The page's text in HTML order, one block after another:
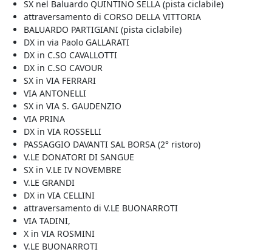
SX nel Baluardo QUINTINO SELLA (pista ciclabile)
attraversamento di CORSO DELLA VITTORIA
BALUARDO PARTIGIANI (pista ciclabile)
DX in via Paolo GALLARATI
DX in C.SO CAVALLOTTI
DX in C.SO CAVOUR
SX in VIA FERRARI
VIA ANTONELLI
SX in VIA S. GAUDENZIO
VIA PRINA
DX in VIA ROSSELLI
PASSAGGIO DAVANTI SAL BORSA (2° ristoro)
V.LE DONATORI DI SANGUE
SX in V.LE IV NOVEMBRE
V.LE GRANDI
DX in VIA CELLINI
attraversamento di V.LE BUONARROTI
VIA TADINI,
X in VIA ROSMINI
V.LE BUONARROTI